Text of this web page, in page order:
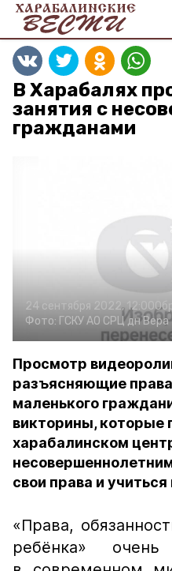
В Харабалях
занятия с
гражданами
24 сентября 2022, 12:00
Фото: ГСКУ АО СРЦ дн Вера
Просмотр
разъясняющие
маленького
викторины, которые
харабалинском
свои права и
«Права,
ребёнка»